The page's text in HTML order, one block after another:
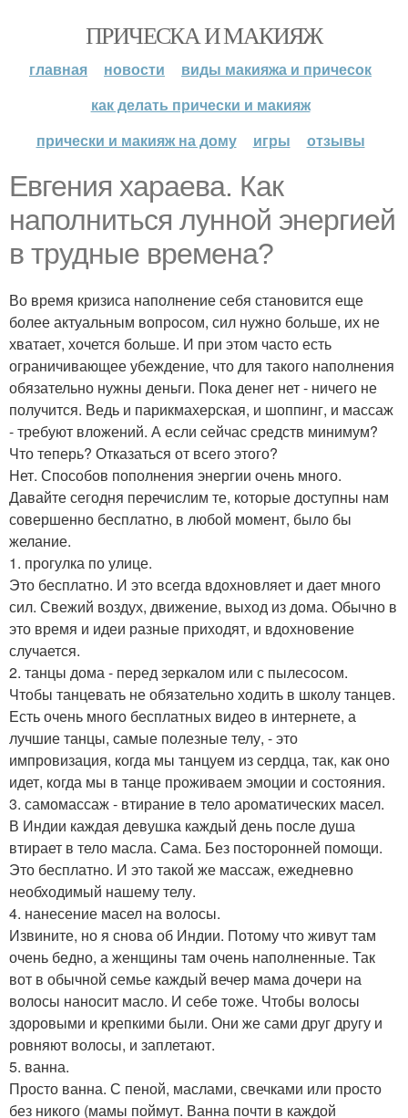
ПРИЧЕСКА И МАКИЯЖ
главная новости
виды макияжа и причесок
как делать прически и макияж
прически и макияж на дому
игры отзывы
Евгения хараева. Как
наполниться лунной энергией
в трудные времена?
Во время кризиса наполнение себя становится еще
более актуальным вопросом, сил нужно больше, их не
хватает, хочется больше. И при этом часто есть
ограничивающее убеждение, что для такого наполнения
обязательно нужны деньги. Пока денег нет - ничего не
получится. Ведь и парикмахерская, и шоппинг, и массаж
- требуют вложений. А если сейчас средств минимум?
Что теперь? Отказаться от всего этого?
Нет. Способов пополнения энергии очень много.
Давайте сегодня перечислим те, которые доступны нам
совершенно бесплатно, в любой момент, было бы
желание.
1. прогулка по улице.
Это бесплатно. И это всегда вдохновляет и дает много
сил. Свежий воздух, движение, выход из дома. Обычно в
это время и идеи разные приходят, и вдохновение
случается.
2. танцы дома - перед зеркалом или с пылесосом.
Чтобы танцевать не обязательно ходить в школу танцев.
Есть очень много бесплатных видео в интернете, а
лучшие танцы, самые полезные телу, - это
импровизация, когда мы танцуем из сердца, так, как оно
идет, когда мы в танце проживаем эмоции и состояния.
3. самомассаж - втирание в тело ароматических масел.
В Индии каждая девушка каждый день после душа
втирает в тело масла. Сама. Без посторонней помощи.
Это бесплатно. И это такой же массаж, ежедневно
необходимый нашему телу.
4. нанесение масел на волосы.
Извините, но я снова об Индии. Потому что живут там
очень бедно, а женщины там очень наполненные. Так
вот в обычной семье каждый вечер мама дочери на
волосы наносит масло. И себе тоже. Чтобы волосы
здоровыми и крепкими были. Они же сами друг другу и
ровняют волосы, и заплетают.
5. ванна.
Просто ванна. С пеной, маслами, свечками или просто
без никого (мамы поймут. Ванна почти в каждой